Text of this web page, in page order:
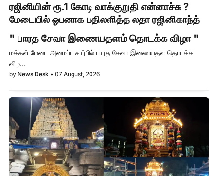
ரஜினியின் ரூ.1 கோடி வாக்குறுதி என்னாச்சு ?
மேடையில் ஓபனாக பதிலளித்த லதா ரஜினிகாந்த்
" பாரத சேவா இணையதளம் தொடக்க விழா "
மக்கள் மேடை அமைப்பு சார்பில் பாரத சேவா இணையதள தொடக்க
விழ…
by News Desk • 07 August, 2026